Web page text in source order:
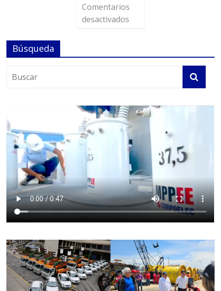
Comentarios
desactivados
Búsqueda